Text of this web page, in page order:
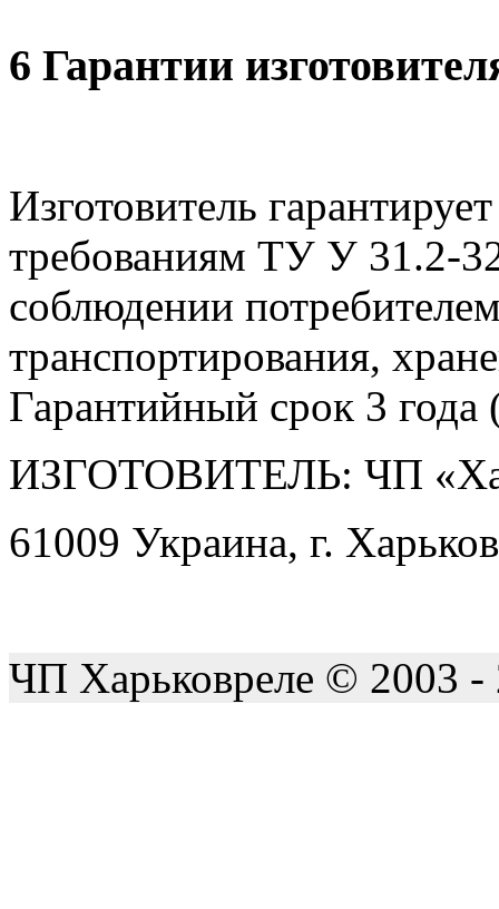
6 Гарантии
Изготовитель
требованиям ТУ У 31.2-
соблюдении
транспортирования,
Гарантийный срок 3 года
ИЗГОТОВИТЕЛЬ: ЧП
61009 Украина, г.
ЧП Харьковреле © 2003 -